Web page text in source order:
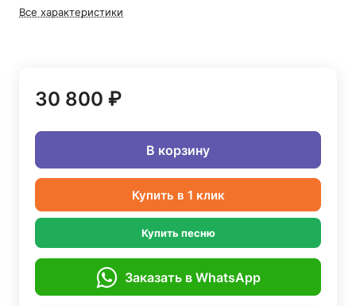
Все характеристики
30 800 ₽
В корзину
Купить в 1 клик
Купить песню
Заказать в WhatsApp